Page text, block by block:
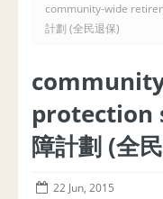
community-wide
計劃 (全民退保)
protection
障計劃 (全
22 Jun, 2015